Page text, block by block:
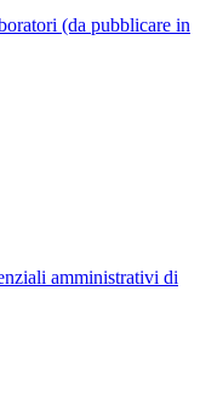
(da pubblicare in
amministrativi di